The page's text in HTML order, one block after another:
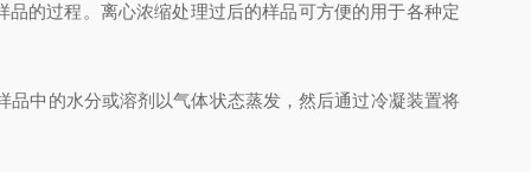
的过程。离心浓缩处理过后的样品可方便的用于各种定
中的水分或溶剂以气体状态蒸发，然后通过冷凝装置将